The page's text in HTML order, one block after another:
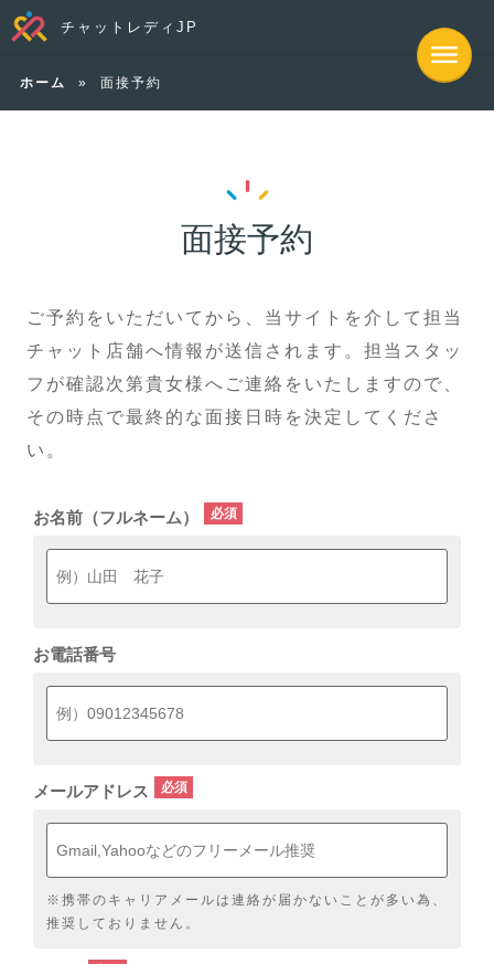
チャットレディJP
ホーム » 面接予約
面接予約
ご予約をいただいてから、当サイトを介して担当
チャット店舗へ情報が送信されます。担当スタッ
フが確認次第貴女様へご連絡をいたしますので、
その時点で最終的な面接日時を決定してくださ
い。
お名前（フルネーム）
お電話番号
メールアドレス
※携帯のキャリアメールは連絡が届かないことが多い為、
推奨しておりません。